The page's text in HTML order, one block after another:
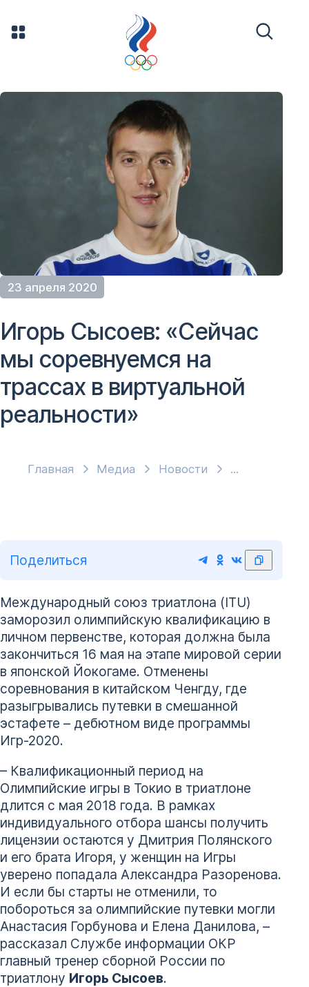
23 апреля 2020
Главная Медиа Новости
Игорь Сысоев: «Сейчас
мы соревнуемся на
трассах в виртуальной
реальности»
Поделиться
Международный союз триатлона (ITU)
заморозил олимпийскую квалификацию в
личном первенстве, которая должна была
закончиться 16 мая на этапе мировой серии
в японской Йокогаме. Отменены
соревнования в китайском Ченгду, где
разыгрывались путевки в смешанной
эстафете – дебютном виде программы
Игр-2020.
– Квалификационный период на
Олимпийские игры в Токио в триатлоне
длится с мая 2018 года. В рамках
индивидуального отбора шансы получить
лицензии остаются у Дмитрия Полянского
и его брата Игоря, у женщин на Игры
уверено попадала Александра Разоренова.
И если бы старты не отменили, то
побороться за олимпийские путевки могли
Анастасия Горбунова и Елена Данилова, –
рассказал Службе информации ОКР
главный тренер сборной России по
триатлону Игорь Сысоев.